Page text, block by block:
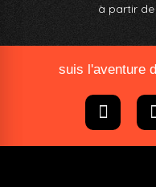
à partir
suis l'aventure